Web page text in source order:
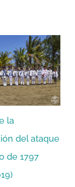
Conversatorio:
aniversario del
Urbano
February 5th, 2020